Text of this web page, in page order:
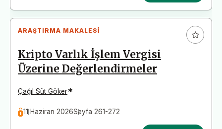
ARAŞTIRMA MAKALESI
Kripto Varlık İşlem Vergisi
Üzerine Değerlendirmeler
Çağıl Süt Göker*
11 Haziran 2026Sayfa 261-272